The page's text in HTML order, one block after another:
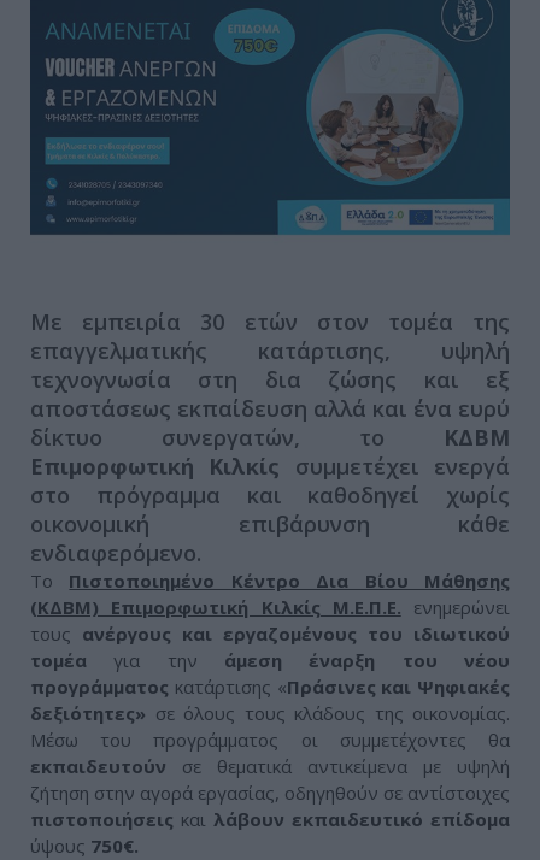
Με εμπειρία 30 ετών στον τομέα της
επαγγελματικής κατάρτισης, υψηλή
τεχνογνωσία στη δια ζώσης και εξ
αποστάσεως εκπαίδευση αλλά και ένα ευρύ
δίκτυο συνεργατών, το ΚΔΒΜ
Επιμορφωτική Κιλκίς συμμετέχει ενεργά
στο πρόγραμμα και καθοδηγεί χωρίς
οικονομική επιβάρυνση κάθε
ενδιαφερόμενο.
Το Πιστοποιημένο Κέντρο Δια Βίου Μάθησης
(ΚΔΒΜ) Επιμορφωτική Κιλκίς Μ.Ε.Π.Ε. ενημερώνει
τους ανέργους και εργαζομένους του ιδιωτικού
τομέα για την άμεση έναρξη του νέου
προγράμματος κατάρτισης «Πράσινες και Ψηφιακές
δεξιότητες» σε όλους τους κλάδους της οικονομίας.
Μέσω του προγράμματος οι συμμετέχοντες θα
εκπαιδευτούν σε θεματικά αντικείμενα με υψηλή
ζήτηση στην αγορά εργασίας, οδηγηθούν σε αντίστοιχες
πιστοποιήσεις και λάβουν εκπαιδευτικό επίδομα
ύψους 750€.